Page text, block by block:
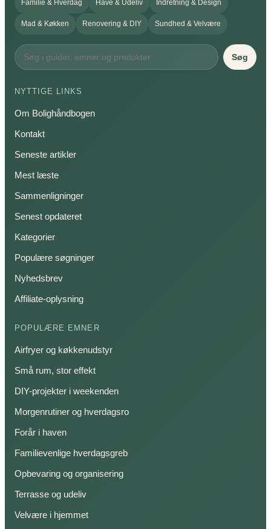
Familie & Hverdag Have & Udeliv Indretning & Design
Mad & Køkken Renovering & DIY Sundhed & Velvære
Søg
NYTTIGE LINKS
Om Bolighåndbogen
Kontakt
Seneste artikler
Mest læste
Sammenligninger
Senest opdateret
Kategorier
Populære søgninger
Nyhedsbrev
Affiliate-oplysning
POPULÆRE EMNER
Airfryer og køkkenudstyr
Små rum, stor effekt
DIY-projekter i weekenden
Morgenrutiner og hverdagsro
Forår i haven
Familievenlige hverdagsgreb
Opbevaring og organisering
Terrasse og udeliv
Velvære i hjemmet